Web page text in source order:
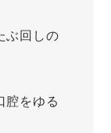
ぶ回しの
腔をゆる